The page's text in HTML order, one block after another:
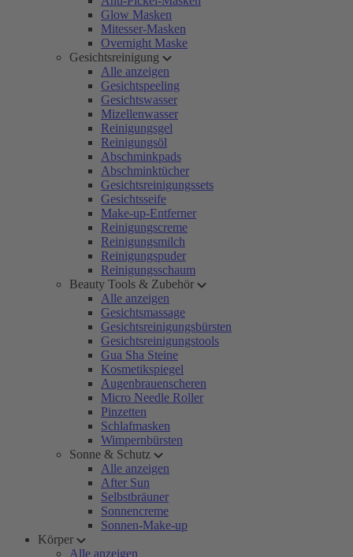
Glow Masken
Mitesser-Masken
Overnight Maske
Gesichtsreinigung
Alle anzeigen
Gesichtspeeling
Gesichtswasser
Mizellenwasser
Reinigungsgel
Reinigungsöl
Abschminkpads
Abschminktücher
Gesichtsreinigungssets
Gesichtsseife
Make-up-Entferner
Reinigungscreme
Reinigungsmilch
Reinigungspuder
Reinigungsschaum
Beauty Tools & Zubehör
Alle anzeigen
Gesichtsmassage
Gesichtsreinigungsbürsten
Gesichtsreinigungstools
Gua Sha Steine
Kosmetikspiegel
Augenbrauenscheren
Micro Needle Roller
Pinzetten
Schlafmasken
Wimpernbürsten
Sonne & Schutz
Alle anzeigen
After Sun
Selbstbräuner
Sonnencreme
Sonnen-Make-up
Körper
Alle anzeigen